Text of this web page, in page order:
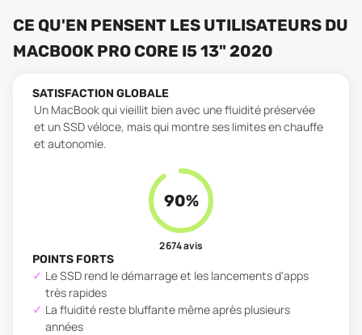
CE QU'EN PENSENT LES UTILISATEURS DU
MACBOOK PRO CORE I5 13" 2020
SATISFACTION GLOBALE
Un MacBook qui vieillit bien avec une fluidité préservée
et un SSD véloce, mais qui montre ses limites en chauffe
et autonomie.
90%
2 674avis
POINTS FORTS
Le SSD rend le démarrage et les lancements d'apps
très rapides
La fluidité reste bluffante même après plusieurs
années